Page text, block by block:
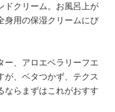
ドクリーム。お風呂上が
身用の保湿クリームにぴ
ー、アロエベラリーフエ
が、ベタつかず、テクス
ならまずはこれがおすす